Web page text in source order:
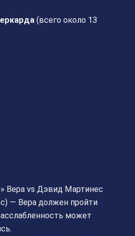
(всего около 13
Вера vs Дэвид Мартинес
— Вера должен пройти
может